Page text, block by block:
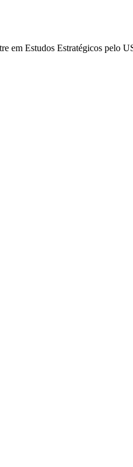
em Estudos Estratégicos